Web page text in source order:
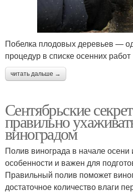
Побелка плодовых деревьев —
процедур в списке осенних работ
читать дальше →
Сентябрьские
правильно
виноградом
Полив винограда в начале осени
особенности и важен для
Правильный полив поможет
достаточное количество влаги